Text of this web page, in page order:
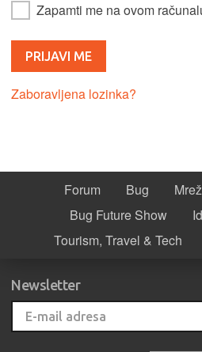
Zapamti me na ovom
Zaboravljena lozinka?
Forum Bug
Bug Future Show
Tourism, Travel & Tech
Newsletter